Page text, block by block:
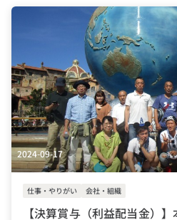
#利益配当 #決算賞与
#写真で伝える会社の雰囲
#自慢の福利厚生
#は
#上司や先輩のキャラクター #設備
2024-09-17
仕事・やりがい 会社・組織
【決算賞与（利益配当金）